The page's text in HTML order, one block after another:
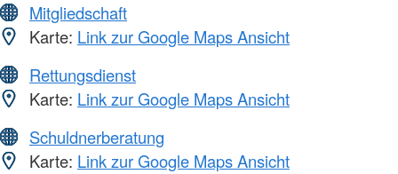
Mitgliedschaft
Karte: Link zur Google Maps Ansicht
Rettungsdienst
Karte: Link zur Google Maps Ansicht
Schuldnerberatung
Karte: Link zur Google Maps Ansicht